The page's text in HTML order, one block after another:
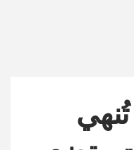
تُنهي